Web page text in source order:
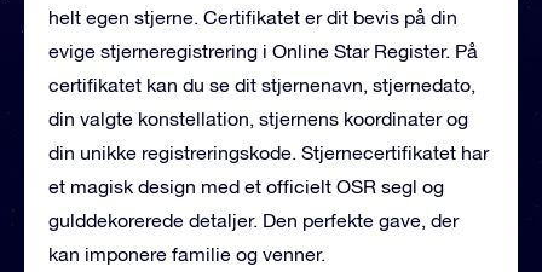
helt egen stjerne. Certifikatet er dit bevis på din
evige stjerneregistrering i Online Star Register. På
certifikatet kan du se dit stjernenavn, stjernedato,
din valgte konstellation, stjernens koordinater og
din unikke registreringskode. Stjernecertifikatet har
et magisk design med et officielt OSR segl og
gulddekorerede detaljer. Den perfekte gave, der
kan imponere familie og venner.